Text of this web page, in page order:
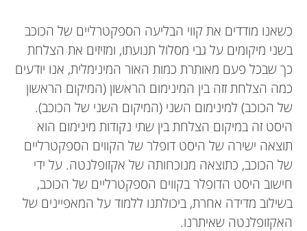
פרופסור מִישֶׁל מָיוֹר הוא אסטרופיזיקאי שווייצרי שנולד
ב-1942 בלוֹזָן, שווייץ. בין גילֵי 16-11, היה לו מורה
נפלא למדעים, שעורר את סקרנותו בנוגע למדע.
בתקופת לימודיו בבית הספר, היה חבר פעיל בצופים,
השתתף בטיפּוּס, סְקִי וקמפּינג בהרים גבוהים,
ובפעילויות שונות בטבע. פרופ' מיור למד באוניברסיטת
לוֹזן, שָׁם קיבל את התואר השני שלו ב-1966 עבור
מחקרו על אינטראקציות של סְפִּינִים. לאחר מכן, עבר
למִּצְפֵּה ז'נבה (אוניברסיטת ז'נבה), שָׁם השלים את תֶּזַת
הדוקטורט שלו ב-1971 על גלי צפיפות בגלקסיוֹת
Anushka
גיל: 15
Faydh Mohammed
גיל: 16
Yutong
גיל: 11
כשאנו מודדים את קווי הבליעה הספקטרליים של הכוכב
בשני מיקומים על גבי מסלול תנועתו, ומזיזים את הצלחת
כך שבכל פעם מאותרת כמות האור המינימלית, אנו יודעים
כמה הצלחת זזה בין המינימום הראשון (המיקום הראשון
של הכוכב) למינימום השני (המיקום השני של הכוכב).
היסט זה במיקום הצלחת בין שתי נקודות מינימום הוא
תוצאה ישירה של היסט דופלר של הקווים הספקטרליים
של הכוכב, כתוצאה מנוכחותה של אקזופלנטה. על ידי
חישוב היסט הדופלר בקווים הספקטרליים של הכוכב,
בשילוב מדידה אחרת, ביכולתנו ללמוד על המאפיינים של
האקזופלנטה שאיתרנו.